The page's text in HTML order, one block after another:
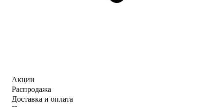
Акции
Распродажа
Доставка и оплата